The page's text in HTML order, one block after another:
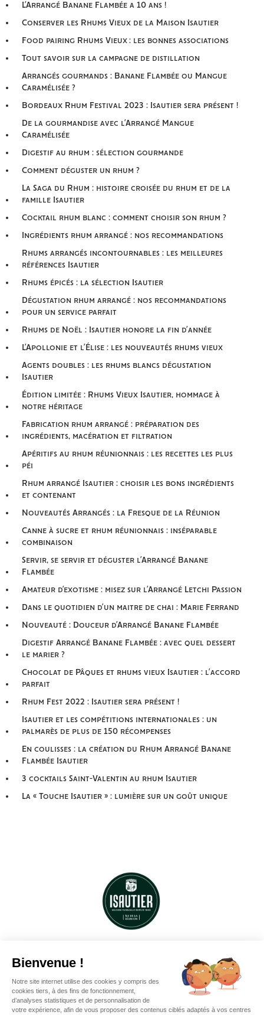
L’Arrangé Banane Flambée a 10 ans !
Conserver les Rhums Vieux de la Maison Isautier
Food pairing Rhums Vieux : les bonnes associations
Tout savoir sur la campagne de distillation
Arrangés gourmands : Banane Flambée ou Mangue
Caramélisée ?
Bordeaux Rhum Festival 2023 : Isautier sera présent !
De la gourmandise avec l’Arrangé Mangue
Caramélisée
Digestif au rhum : sélection gourmande
Comment déguster un rhum ?
La Saga du Rhum : histoire croisée du rhum et de la
famille Isautier
Cocktail rhum blanc : comment choisir son rhum ?
Ingrédients rhum arrangé : nos recommandations
Rhums arrangés incontournables : les meilleures
références Isautier
Rhums épicés : la sélection Isautier
Dégustation rhum arrangé : nos recommandations
pour un service parfait
Rhums de Noël : Isautier honore la fin d’année
L’Apollonie et l’Élise : les nouveautés rhums vieux
Agents doubles : les rhums blancs dégustation
Isautier
Édition limitée : Rhums Vieux Isautier, hommage à
notre héritage
Fabrication rhum arrangé : préparation des
ingrédients, macération et filtration
Apéritifs au rhum réunionnais : les recettes les plus
péi
Rhum arrangé Isautier : choisir les bons ingrédients
et contenant
Nouveautés Arrangés : la Fresque de la Réunion
Canne à sucre et rhum réunionnais : inséparable
combinaison
Servir, se servir et déguster l’Arrangé Banane
Flambée
Amateur d’exotisme : misez sur l’Arrangé Letchi Passion
Dans le quotidien d’un maitre de chai : Marie Ferrand
Nouveauté : Douceur d’Arrangé Banane Flambée
Digestif Arrangé Banane Flambée : avec quel dessert
le marier ?
Chocolat de Pâques et rhums vieux Isautier : l’accord
parfait
Rhum Fest 2022 : Isautier sera présent !
Isautier et les compétitions internationales : un
palmarès de plus de 150 récompenses
En coulisses : la création du Rhum Arrangé Banane
Flambée Isautier
3 cocktails Saint-Valentin au rhum Isautier
La « Touche Isautier » : lumière sur un goût unique
Mentions légales
Cookies
Gérer mes cookies